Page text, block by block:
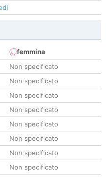
femmina
Non specificato
Non specificato
Non specificato
Non specificato
Non specificato
Non specificato
Non specificato
Non specificato